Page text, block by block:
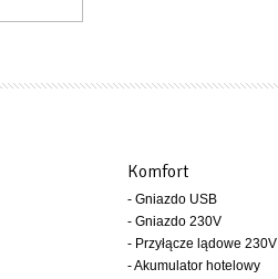
Komfort
- Gniazdo USB
- Gniazdo 230V
- Przyłącze lądowe 230V
- Akumulator hotelowy